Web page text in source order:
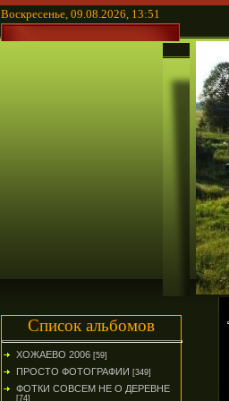
Воскресенье, 09.08.2026, 13:51
Список альбомов
ХОЖАЕВО 2006 [59]
ПРОСТО ФОТОГРАФИИ [349]
ФОТКИ СОВСЕМ НЕ О ДЕРЕВНЕ
[74]